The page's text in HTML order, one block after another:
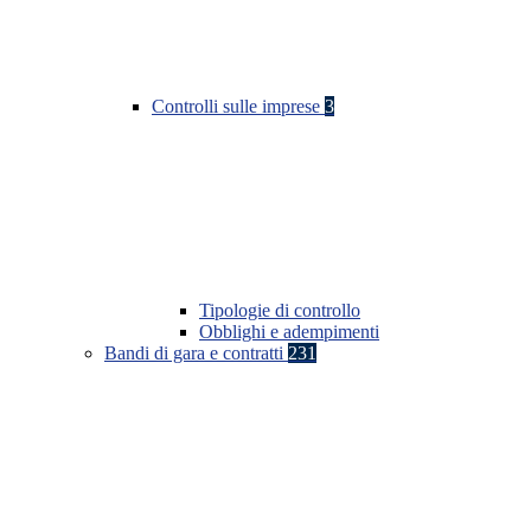
Controlli sulle imprese 3
Tipologie di controllo
Obblighi e adempimenti
Bandi di gara e contratti 231